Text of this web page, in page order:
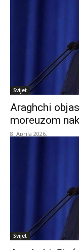
Svijet
Araghchi
moreuzom
8. Aprila 2026.
Svijet